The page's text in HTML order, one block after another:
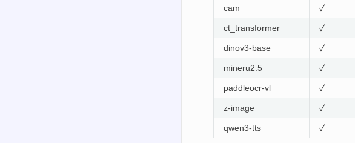
cam ✓
ct_transformer ✓
dinov3-base ✓
mineru2.5 ✓
paddleocr-vl ✓
z-image ✓
qwen3-tts ✓